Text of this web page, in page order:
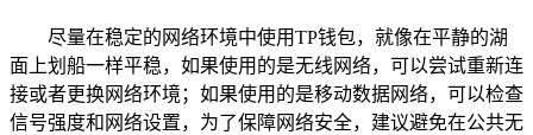
尽量在稳定的网络环境中使用TP钱包，就像在平静的湖
面上划船一样平稳，如果使用的是无线网络，可以尝试重新连
接或者更换网络环境；如果使用的是移动数据网络，可以检查
信号强度和网络设置，为了保障网络安全，建议避免在公共无